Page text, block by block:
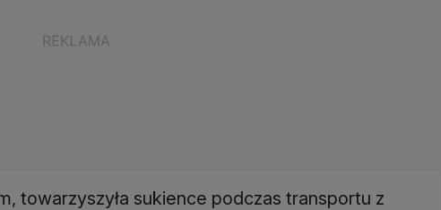
towarzyszyła sukience podczas transportu z